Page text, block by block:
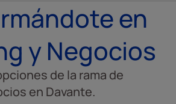
en
y Negocios
de la rama de
en Davante.